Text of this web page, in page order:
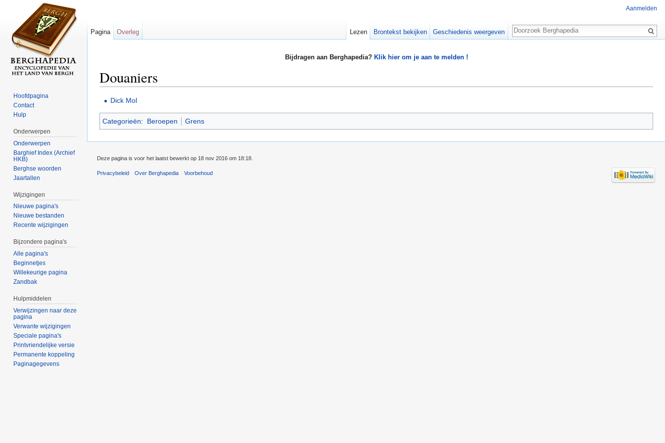
Bijdragen aan Berghapedia? Klik hier om je aan te melden !
Douaniers
Dick Mol
Categorieën: Beroepen Grens
Aanmelden
Pagina Overleg Lezen Brontekst bekijken Geschiedenis weergeven
Zoeken
Hoofdpagina
Contact
Hulp
Onderwerpen
Onderwerpen
Barghief Index (Archief
HKB)
Berghse woorden
Jaartallen
Wijzigingen
Nieuwe pagina's
Nieuwe bestanden
Recente wijzigingen
Bijzondere pagina's
Alle pagina's
Beginnetjes
Willekeurige pagina
Zandbak
Hulpmiddelen
Verwijzingen naar deze
pagina
Verwante wijzigingen
Speciale pagina's
Printvriendelijke versie
Permanente koppeling
Paginagegevens
Deze pagina is voor het laatst bewerkt op 18 nov 2016 om 18:18.
Privacybeleid Over Berghapedia Voorbehoud